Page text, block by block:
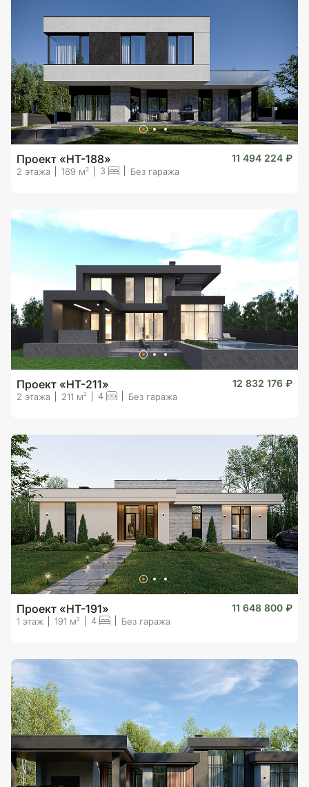
Проект «HT-188» 11 494 224 ₽
2 этажа 189 м 2 3 Без гаража
Проект «HT-211» 12 832 176 ₽
2 этажа 211 м2 4 Без гаража
Проект «HT-191» 11 648 800 ₽
1 этаж 191 м 2 4 Без гаража